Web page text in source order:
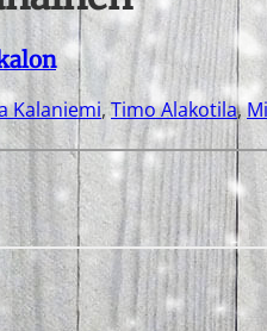
Kalaniemi,Timo Alakotila,